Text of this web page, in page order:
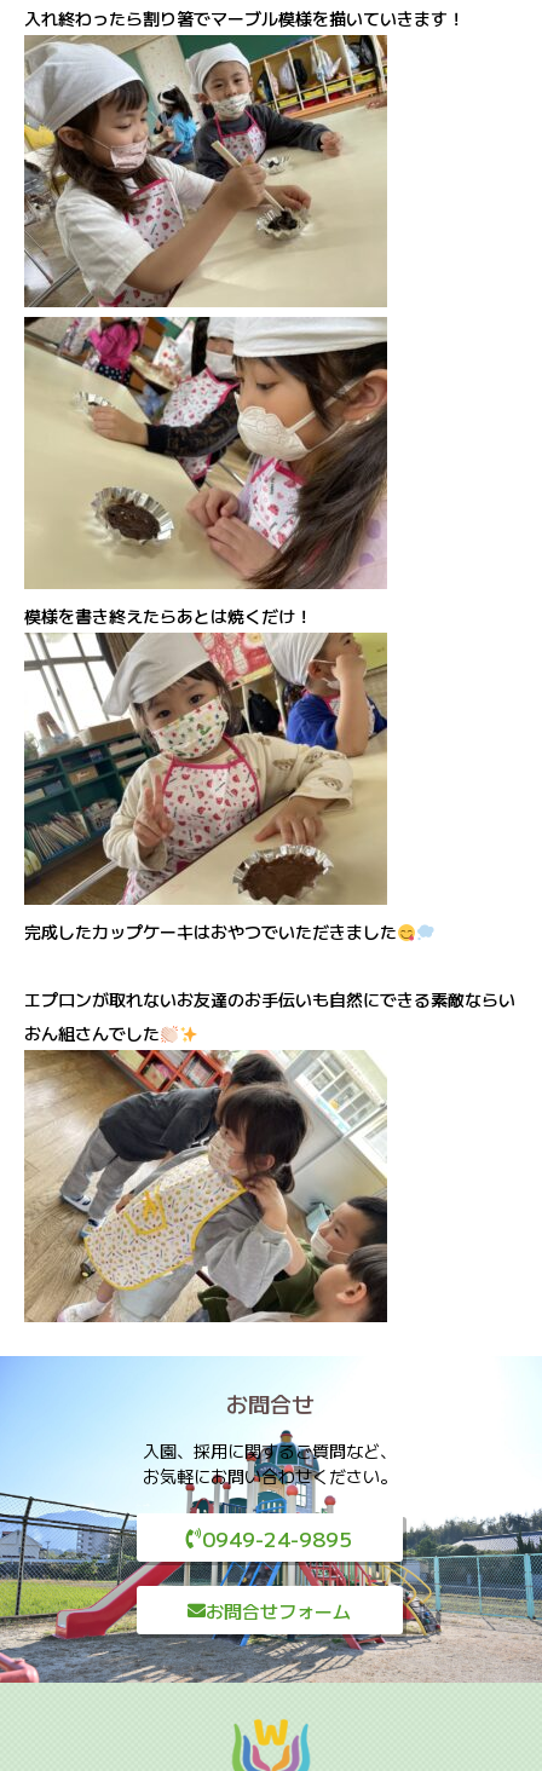
入れ終わったら割り箸でマーブル模様を描いていきます！
模様を書き終えたらあとは焼くだけ！
完成したカップケーキはおやつでいただきました
エプロンが取れないお友達のお手伝いも自然にできる素敵ならい
おん組さんでした
お問合せ
入園、採用に関するご質問など、
お気軽にお問い合わせください。
0949-24-9895
お問合せフォーム